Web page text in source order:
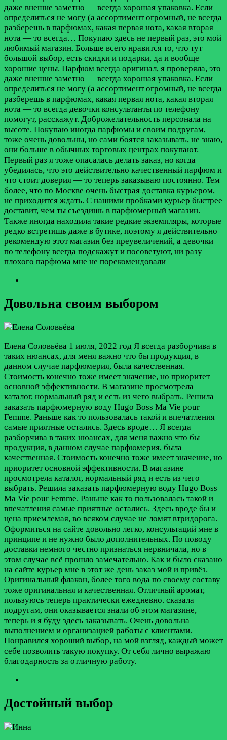
даже внешне заметно — всегда хорошая упаковка. Если
определиться не могу (а ассортимент огромный, не всегда
разберешь в парфюмах, какая первая нота, какая вторая
нота — то всегда… Покупаю здесь не первый раз, это мой
любимый магазин. Больше всего нравится то, что тут
большой выбор, есть скидки и подарки, да и вообще
хорошие цены. Парфюм всегда оригинал, я проверяла, это
даже внешне заметно — всегда хорошая упаковка. Если
определиться не могу (а ассортимент огромный, не всегда
разберешь в парфюмах, какая первая нота, какая вторая
нота — то всегда девочки консультанты по телефону
помогут, расскажут. Доброжелательность персонала на
высоте. Покупаю иногда парфюмы и своим подругам,
тоже очень довольны, но сами боятся заказывать, не знаю,
они больше в обычных торговых центрах покупают.
Первый раз я тоже опасалась делать заказ, но когда
убедилась, что это действительно качественный парфюм и
что стоит доверия — то теперь заказываю постоянно. Тем
более, что по Москве очень быстрая доставка курьером,
не приходится ждать. С нашими пробками курьер быстрее
доставит, чем ты съездишь в парфюмерный магазин.
Также иногда находила такие редкие экземпляры, которые
редко встретишь даже в бутике, поэтому я действительно
рекомендую этот магазин без преувеличений, а девочки
по телефону всегда подскажут и посоветуют, ни разу
плохого парфюма мне не порекомендовали
Довольна своим выбором
Елена Соловьёва 1 июля, 2022 год Я всегда разборчива в
таких нюансах, для меня важно что бы продукция, в
данном случае парфюмерия, была качественная.
Стоимость конечно тоже имеет значение, но приоритет
основной эффективности. В магазине просмотрела
каталог, нормальный ряд и есть из чего выбрать. Решила
заказать парфюмерную воду Hugo Boss Ma Vie pour
Femme. Раньше как то пользовалась такой и впечатления
самые приятные остались. Здесь вроде… Я всегда
разборчива в таких нюансах, для меня важно что бы
продукция, в данном случае парфюмерия, была
качественная. Стоимость конечно тоже имеет значение, но
приоритет основной эффективности. В магазине
просмотрела каталог, нормальный ряд и есть из чего
выбрать. Решила заказать парфюмерную воду Hugo Boss
Ma Vie pour Femme. Раньше как то пользовалась такой и
впечатления самые приятные остались. Здесь вроде бы и
цена приемлемая, во всяком случае не ломят втридорога.
Оформиться на сайте довольно легко, консультаций мне в
принципе и не нужно было дополнительных. По поводу
доставки немного честно признаться нервничала, но в
этом случае всё прошло замечательно. Как и было сказано
на сайте курьер мне в этот же день заказ мой и привёз.
Оригинальный флакон, более того вода по своему составу
тоже оригинальная и качественная. Отличный аромат,
пользуюсь теперь практически ежедневно. сказала
подругам, они оказывается знали об этом магазине,
теперь и я буду здесь заказывать. Очень довольна
выполнением и организацией работы с клиентами.
Понравился хороший выбор, на мой взгляд, каждый может
себе позволить такую покупку. От себя лично выражаю
благодарность за отличную работу.
Достойный выбор